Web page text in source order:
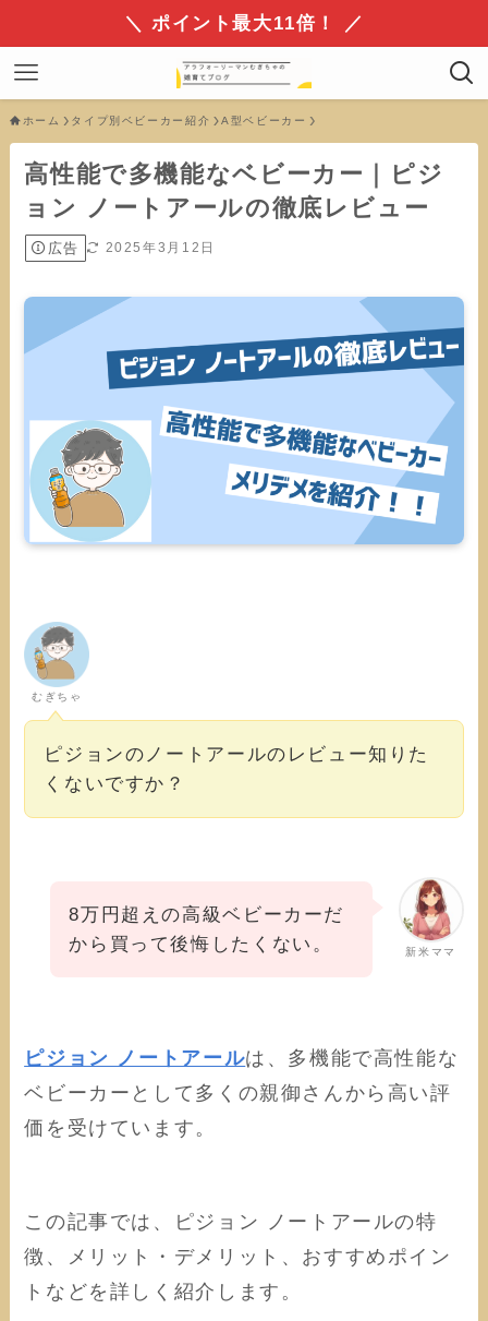
＼ ポイント最大11倍！ ／
ホーム タイプ別ベビーカー紹介 A型ベビーカー
高性能で多機能なベビーカー｜ピジ
ョン ノートアールの徹底レビュー
広告 2025年3月12日
むぎちゃ
ピジョンのノートアールのレビュー知りた
くないですか？
新米ママ
8万円超えの高級ベビーカーだ
から買って後悔したくない。
ピジョン ノートアールは、多機能で高性能な
ベビーカーとして多くの親御さんから高い評
価を受けています。
この記事では、ピジョン ノートアールの特
徴、メリット・デメリット、おすすめポイン
トなどを詳しく紹介します。